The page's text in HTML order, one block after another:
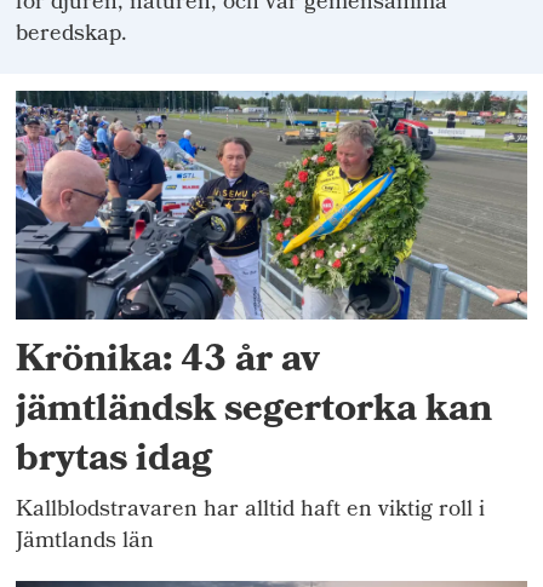
beredskap.
Krönika: 43 år av
jämtländsk segertorka kan
brytas idag
Kallblodstravaren har alltid haft en viktig roll i
Jämtlands län